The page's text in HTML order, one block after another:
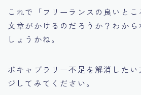
これで「フリーランスの良いと
文章がかけるのだろうか？わから
しょうかね。
ボキャブラリー不足を解消した
ジしてみてください。